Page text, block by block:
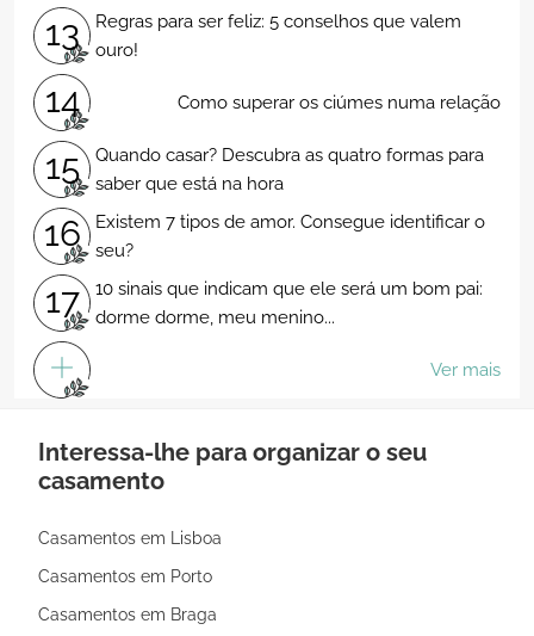
decisão!
13
Regras para ser feliz: 5 conselhos que valem
ouro!
14 Como superar os ciúmes numa relação
15
Quando casar? Descubra as quatro formas para
saber que está na hora
16
Existem 7 tipos de amor. Consegue identificar o
seu?
17
10 sinais que indicam que ele será um bom pai:
dorme dorme, meu menino...
Ver mais
Interessa-lhe para organizar o seu
casamento
Casamentos em Lisboa
Casamentos em Porto
Casamentos em Braga